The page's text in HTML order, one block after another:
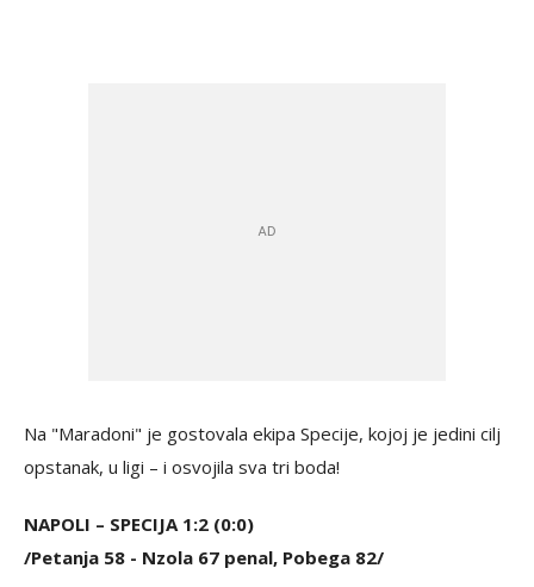
Na "Maradoni" je gostovala ekipa Specije, kojoj je jedini cilj
opstanak, u ligi – i osvojila sva tri boda!
NAPOLI – SPECIJA 1:2 (0:0)
/Petanja 58 - Nzola 67 penal, Pobega 82/